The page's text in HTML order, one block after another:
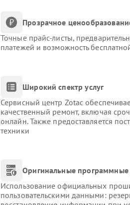
Прозрачное
Точные прайс-листы,
платежей и возможность
Широкий спектр услуг
Сервисный центр Zotac
качественный ремонт, включая
онлайн. Также предоставляется
техники
Оригинальные
Использование официальных
пользовательскими данными: